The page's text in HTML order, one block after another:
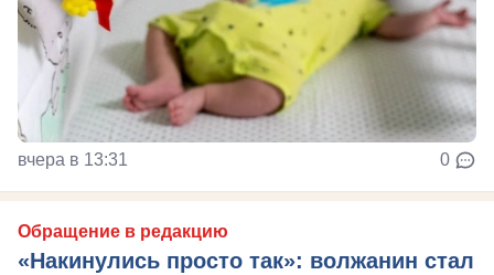
вчера в 13:31 0
Обращение в редакцию
«Накинулись просто так»: волжанин стал